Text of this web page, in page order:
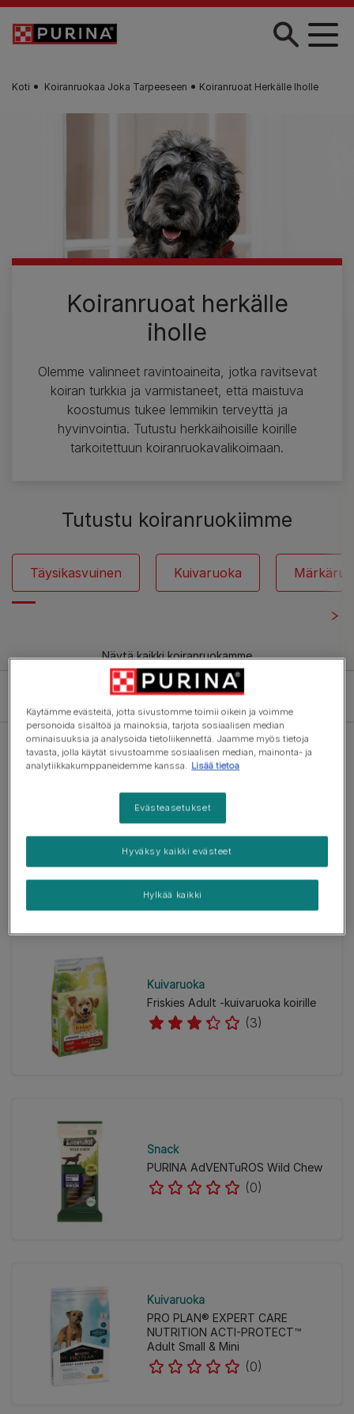
Skip to main content
Koti Koiranruokaa Joka Tarpeeseen Koiranruoat Herkälle Iholle
Koiranruoat herkälle
iholle
Olemme valinneet ravintoaineita, jotka ravitsevat
koiran turkkia ja varmistaneet, että maistuva
koostumus tukee lemmikin terveyttä ja
hyvinvointia. Tutustu herkkäihoisille koirille
tarkoitettuun koiranruokavalikoimaan.
Tutustu koiranruokiimme
Täysikasvuinen Kuivaruoka
Näytä kaikki koiranruokamme
Suodata:
Kuivaruoka
Small & Mini Derma Care
(0)
Kuivaruoka
Friskies Adult -kuivaruoka koirille
(3)
Snack
PURINA AdVENTuROS Wild Chew
(0)
Kuivaruoka
PRO PLAN® EXPERT CARE
NUTRITION ACTI-PROTECT™
Adult Small & Mini
(0)
Käytämme evästeitä, jotta sivustomme toimii oikein ja voimme
personoida sisältöä ja mainoksia, tarjota sosiaalisen median
ominaisuuksia ja analysoida tietoliikennettä. Jaamme myös tietoja
tavasta, jolla käytät sivustoamme sosiaalisen median, mainonta- ja
analytiikkakumppaneidemme kanssa. Lisää tietoa
Evästeasetukset
Hylkää kaikki
Hyväksy kaikki evästeet